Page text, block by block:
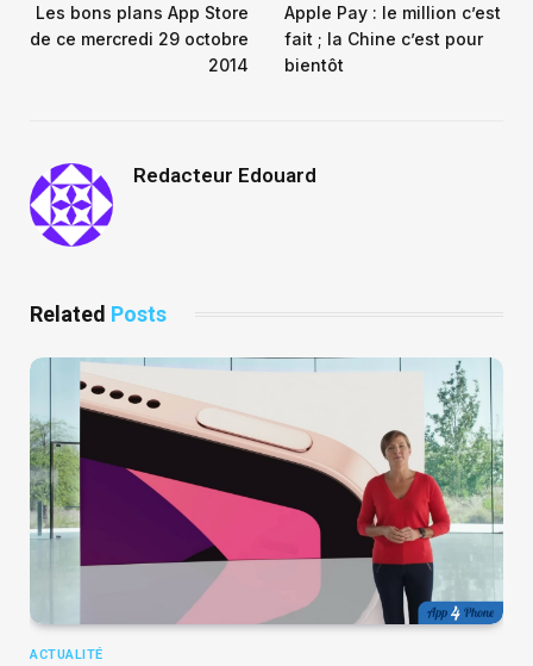
Les bons plans App Store
de ce mercredi 29 octobre
2014
Apple Pay : le million c’est
fait ; la Chine c’est pour
bientôt
Redacteur Edouard
Related Posts
ACTUALITÉ